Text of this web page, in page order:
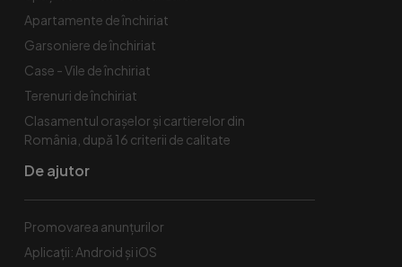
Apartamente de închiriat
Garsoniere de închiriat
Case - Vile de închiriat
Terenuri de închiriat
Clasamentul orașelor și cartierelor din
România, după 16 criterii de calitate
De ajutor
Promovarea anunțurilor
Aplicații: Android și iOS